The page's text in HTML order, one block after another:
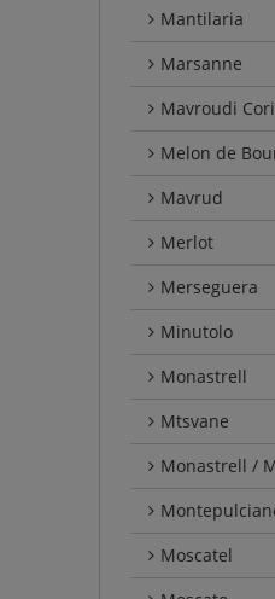
Mantilaria
Marsanne
Mavroudi
Melon de
Mavrud
Merlot
Merseguera
Minutolo
Monastrell
Mtsvane
Monastrell /
Moscatel